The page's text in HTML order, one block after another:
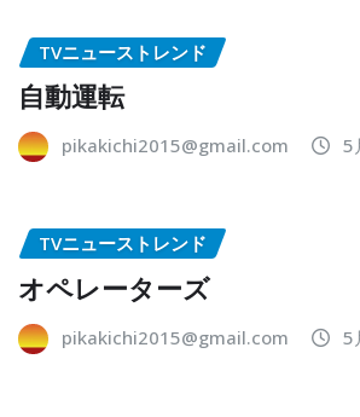
TVニューストレンド
自動運転
pikakichi2015@gmail.com 5
TVニューストレンド
オペレーターズ
pikakichi2015@gmail.com 5